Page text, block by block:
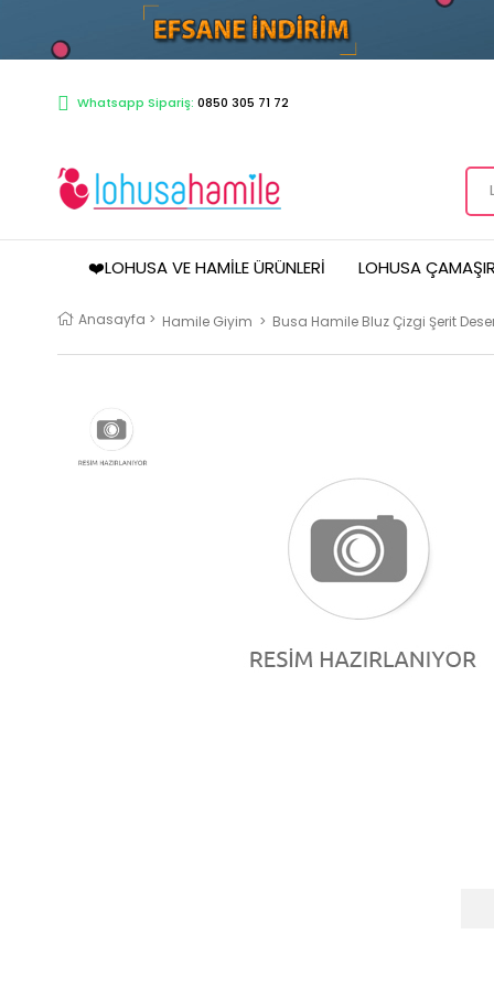
Whatsapp Sipariş: 0850 305 71 72
❤️LOHUSA VE HAMILE ÜRÜNLERI LOHUSA
Anasayfa > Hamile Giyim > Busa Hamile Bluz Çizgi Şerit